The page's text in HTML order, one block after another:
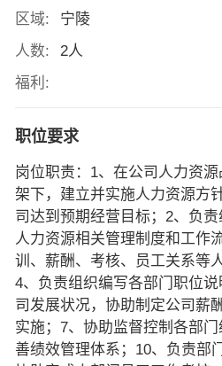
区域:
宁陵
人数:
2人
福利:
职位要求
岗位职责：1、在公司人力资
架下，建立并实施人力资源方
司达到预期经营目标；2、负
人力资源相关管理制度和工作
训、薪酬、考核、员工关系等
4、负责组织编写各部门职位
司发展状况，协助制定公司薪
实施；7、协助监督控制各部
善绩效管理体系；10、负责部